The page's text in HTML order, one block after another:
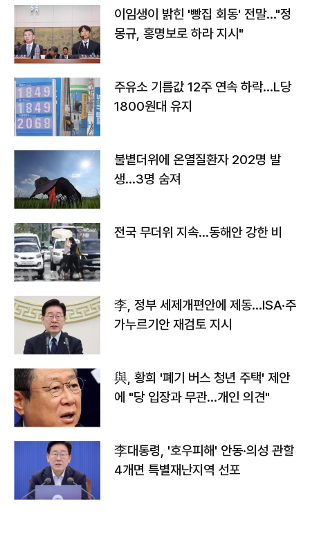
이임생이 밝힌 '빵집 회동' 전말…"정
몽규, 홍명보로 하라 지시"
주유소 기름값 12주 연속 하락…L당
1800원대 유지
불볕더위에 온열질환자 202명 발
생…3명 숨져
전국 무더위 지속…동해안 강한 비
李, 정부 세제개편안에 제동…ISA·주
가누르기안 재검토 지시
與, 황희 '폐기 버스 청년 주택' 제안
에 "당 입장과 무관…개인 의견"
李대통령, '호우피해' 안동·의성 관할
4개면 특별재난지역 선포